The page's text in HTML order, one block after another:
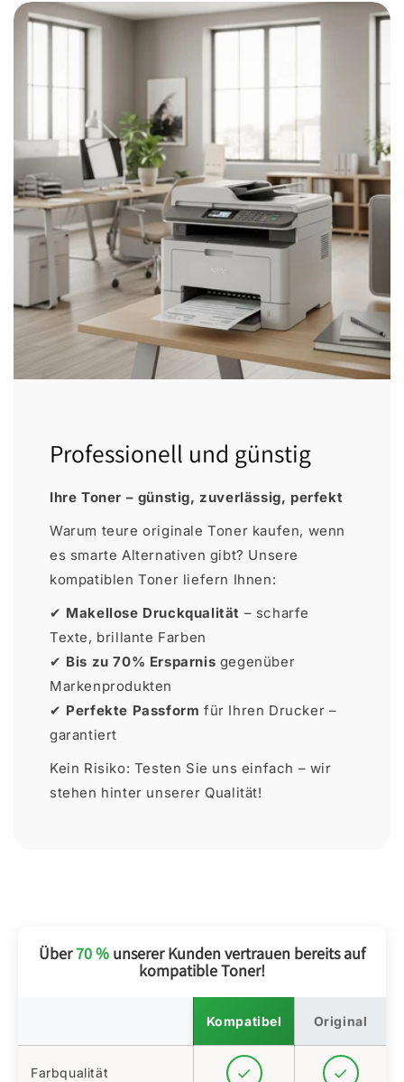
Professionell und günstig
Ihre Toner – günstig, zuverlässig, perfekt
Warum teure originale Toner kaufen, wenn
es smarte Alternativen gibt? Unsere
kompatiblen Toner liefern Ihnen:
✔ Makellose Druckqualität – scharfe
Texte, brillante Farben
✔ Bis zu 70% Ersparnis gegenüber
Markenprodukten
✔ Perfekte Passform für Ihren Drucker –
garantiert
Kein Risiko: Testen Sie uns einfach – wir
stehen hinter unserer Qualität!
Über70 % unserer Kunden vertrauen bereits auf
kompatible Toner!
Kompatibel Original
Farbqualität